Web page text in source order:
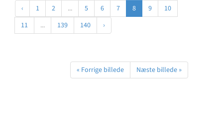
‹ 1 2 ... 5 6 7 8 9
10
11
... 139 140 ›
« Forrige billede Næste billede »